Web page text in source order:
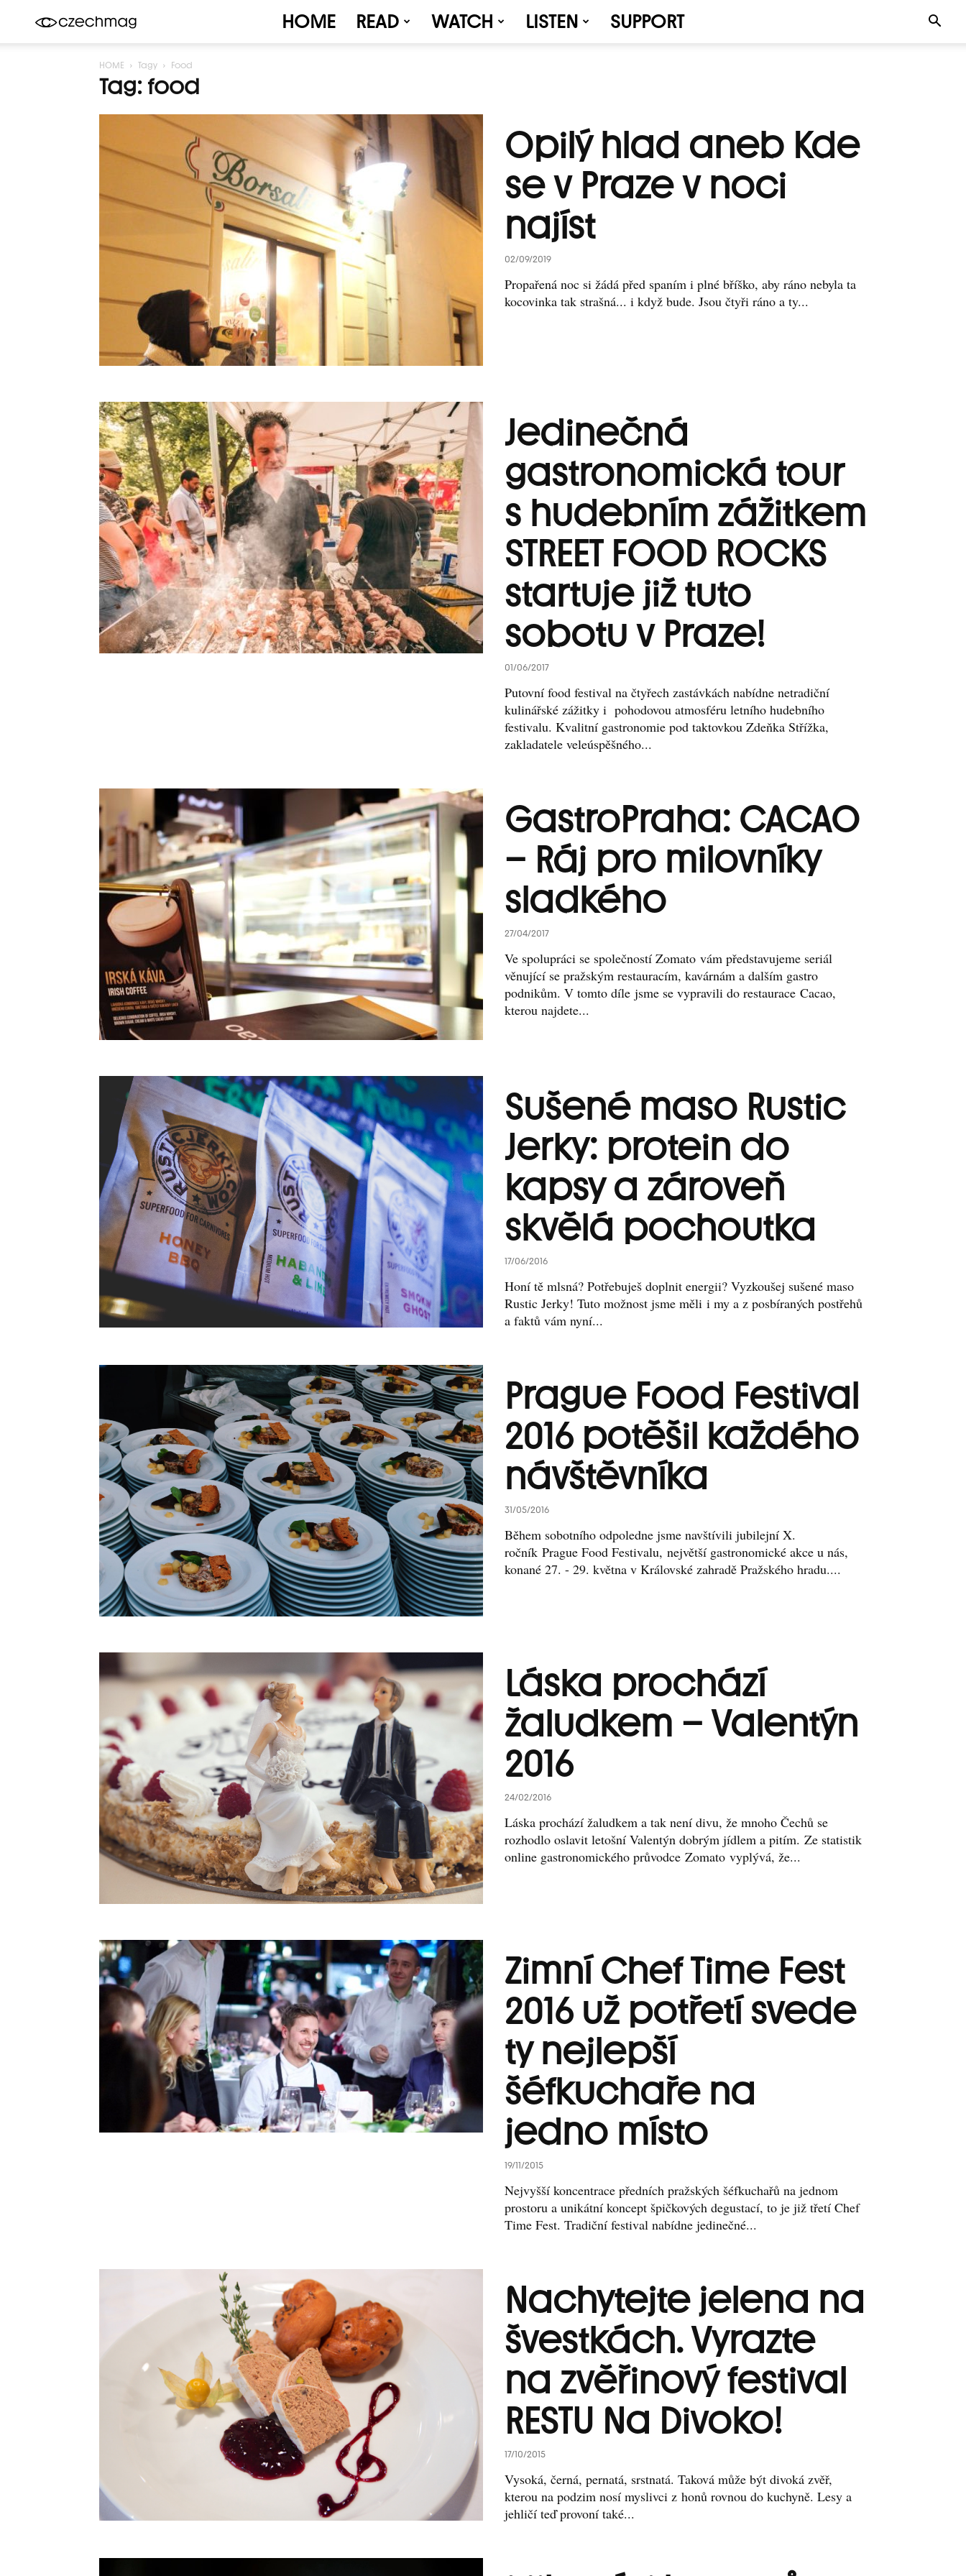
HOME READ WATCH LISTEN SUPPORT
HOME Tagy Food
Tag: food
Opilý hlad aneb Kde
se v Praze v noci
najíst
02/09/2019
Propařená noc si žádá před spaním i plné bříško, aby ráno nebyla ta
kocovinka tak strašná... i když bude. Jsou čtyři ráno a ty...
Jedinečná
gastronomická tour
s hudebním zážitkem
STREET FOOD ROCKS
startuje již tuto
sobotu v Praze!
01/06/2017
Putovní food festival na čtyřech zastávkách nabídne netradiční
kulinářské zážitky i pohodovou atmosféru letního hudebního
festivalu. Kvalitní gastronomie pod taktovkou Zdeňka Střížka,
zakladatele veleúspěšného...
GastroPraha: CACAO
– Ráj pro milovníky
sladkého
27/04/2017
Ve spolupráci se společností Zomato vám představujeme seriál
věnující se pražským restauracím, kavárnám a dalším gastro
podnikům. V tomto díle jsme se vypravili do restaurace Cacao,
kterou najdete...
Sušené maso Rustic
Jerky: protein do
kapsy a zároveň
skvělá pochoutka
17/06/2016
Honí tě mlsná? Potřebuješ doplnit energii? Vyzkoušej sušené maso
Rustic Jerky! Tuto možnost jsme měli i my a z posbíraných postřehů
a faktů vám nyní...
Prague Food Festival
2016 potěšil každého
návštěvníka
31/05/2016
Během sobotního odpoledne jsme navštívili jubilejní X.
ročník Prague Food Festivalu, největší gastronomické akce u nás,
konané 27. - 29. května v Královské zahradě Pražského hradu....
Láska prochází
žaludkem – Valentýn
2016
24/02/2016
Láska prochází žaludkem a tak není divu, že mnoho Čechů se
rozhodlo oslavit letošní Valentýn dobrým jídlem a pitím. Ze statistik
online gastronomického průvodce Zomato vyplývá, že...
Zimní Chef Time Fest
2016 už potřetí svede
ty nejlepší
šéfkuchaře na
jedno místo
19/11/2015
Nejvyšší koncentrace předních pražských šéfkuchařů na jednom
prostoru a unikátní koncept špičkových degustací, to je již třetí Chef
Time Fest. Tradiční festival nabídne jedinečné...
Nachytejte jelena na
švestkách. Vyrazte
na zvěřinový festival
RESTU Na Divoko!
17/10/2015
Vysoká, černá, pernatá, srstnatá. Taková může být divoká zvěř,
kterou na podzim nosí myslivci z honů rovnou do kuchyně. Lesy a
jehličí teď provoní také...